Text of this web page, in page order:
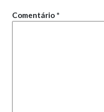
Comentário *